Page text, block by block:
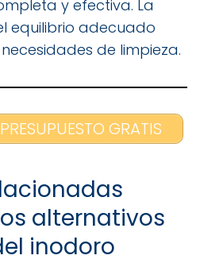
y efectiva. La
equilibrio adecuado
de limpieza.
GRATIS
alternativos
inodoro